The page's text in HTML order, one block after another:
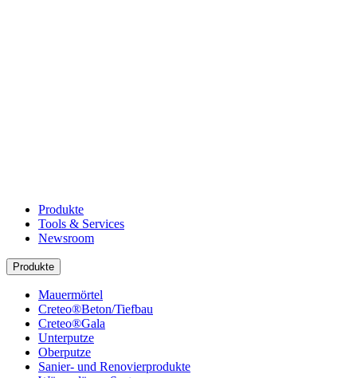
Produkte
Tools & Services
Newsroom
Produkte
Mauermörtel
Creteo®Beton/Tiefbau
Creteo®Gala
Unterputze
Oberputze
Sanier- und Renovierprodukte